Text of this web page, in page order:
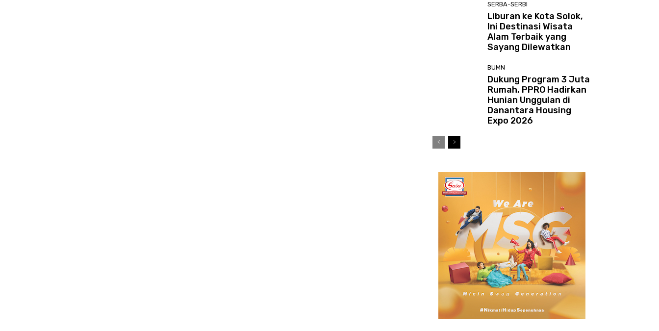
SERBA-SERBI
Liburan ke Kota Solok,
Ini Destinasi Wisata
Alam Terbaik yang
Sayang Dilewatkan
BUMN
Dukung Program 3 Juta
Rumah, PPRO Hadirkan
Hunian Unggulan di
Danantara Housing
Expo 2026